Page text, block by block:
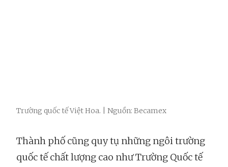
Trường quốc tế Việt Hoa. | Nguồn: Becamex
Thành phố cũng quy tụ những ngôi trường
quốc tế chất lượng cao như Trường Quốc tế